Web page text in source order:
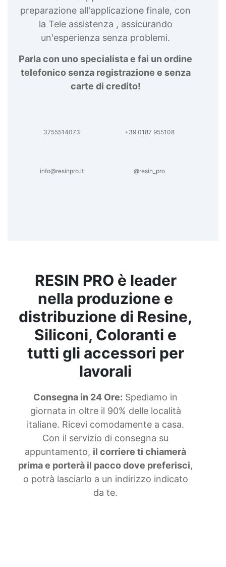
trasparente protettiva Spray trasparente lucido
protettivo Spray lucido trasparente Creme
lucidanti per modelli Finiture opache per
superfici Lampada ultravioletto Creme lucidanti
resine Creme lucidanti per modelli artistici
Creme lucidanti per arte Diluente poliuretanico
Creme lucidanti epossidica Cera paraffinica
Creme lucidanti per decorazioni in resina Smalto
trasparente Adesivi per materiali trasparenti
articles →
preparazione all'applicazione finale, con
la Tele assistenza , assicurando
un'esperienza senza problemi.
Parla con uno specialista e fai un ordine
telefonico senza registrazione e senza
carte di credito!
3755514073 +39 0187 955108
info@resinpro.it @resin_pro
RESIN PRO è leader
nella produzione e
distribuzione di Resine,
Siliconi, Coloranti e
tutti gli accessori per
lavorali
Consegna in 24 Ore: Spediamo in
giornata in oltre il 90% delle località
italiane. Ricevi comodamente a casa.
Con il servizio di consegna su
appuntamento, il corriere ti chiamerà
prima e porterà il pacco dove preferisci,
o potrà lasciarlo a un indirizzo indicato
da te.